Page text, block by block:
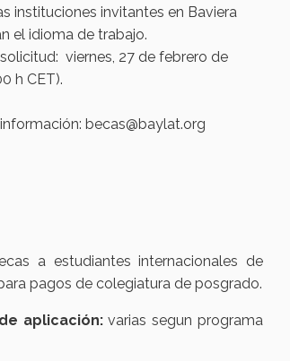
instituciones invitantes en Baviera
el idioma de trabajo.
viernes, 27 de febrero de
h CET).
becas@baylat.org
a estudiantes internacionales de
pagos de colegiatura de posgrado.
aplicación:varias segun programa